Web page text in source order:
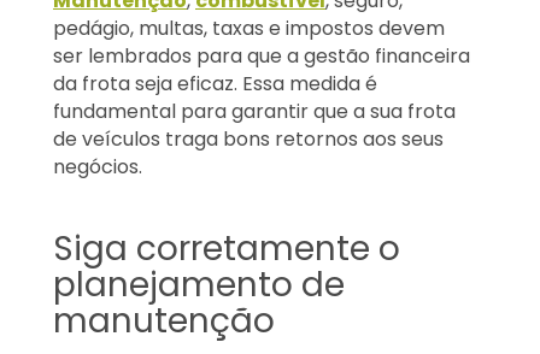
pedágio, multas, taxas e impostos devem
ser lembrados para que a gestão financeira
da frota seja eficaz. Essa medida é
fundamental para garantir que a sua frota
de veículos traga bons retornos aos seus
negócios.
Siga corretamente o
planejamento de
manutenção